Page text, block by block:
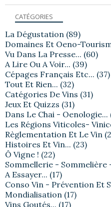
CATÉGORIES
La Dégustation (89)
Domaines Et Oeno-
Vu Dans La Presse... (60)
A Lire Ou A Voir... (39)
Cépages Français Etc... (37)
Tout Et Rien... (32)
Catégories De Vins (31)
Jeux Et Quizzs (31)
Dans Le Chai - Oenologie...
Les Régions Viticoles-
Règlementation Et Le Vin
Histoires Et Vin... (23)
Ô Vigne ! (22)
Sommellerie - Sommelière
A Essayer... (17)
Conso Vin - Prévention Et
Mondialisation (17)
Vins Goutés... (17)